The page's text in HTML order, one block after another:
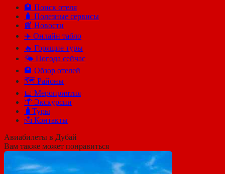
🏨 Поиск отеля
🧳 Полезные сервисы
📰 Новости
✈️ Онлайн табло
🔥 Горящие туры
🌤️ Погода сейчас
🏨 Обзор отелей
🗺 Районы
📅 Мероприятия
🌴 Экскурсии
🧳Туры
📩 Контакты
Авиабилеты в Дубай
Вам также может понравиться